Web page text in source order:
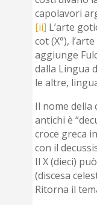
capolavori
[ii] L’arte
cot (Χ°),
aggiunge
dalla Lingua
le altre,
Il nome della
antichi è
croce greca
con il
Il X (dieci)
(discesa
Ritorna il